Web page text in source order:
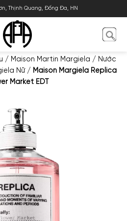
Thịnh Quang, Đống Đa, HN
/ Maison Martin Margiela / Nước
Nữ/ Maison Margiela Replica
Market EDT